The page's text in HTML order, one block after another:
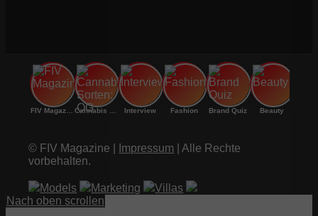
Interview Fashion Brand Quiz Beauty
© FIV Magazine | Impressum | Alle Rechte
vorbehalten.
Models Marketing
Villas
Nach oben scrollen